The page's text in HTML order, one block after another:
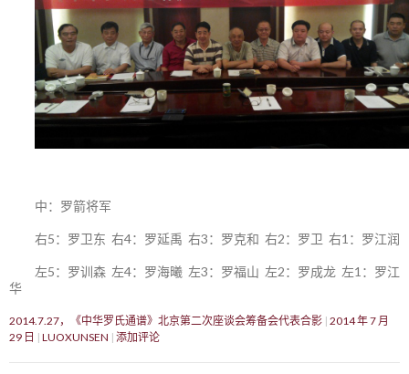
中：罗箭将军
右5：罗卫东 右4：罗延禹 右3：罗克和 右2：罗卫 右1：罗江润
左5：罗训森 左4：罗海曦 左3：罗福山 左2：罗成龙 左1：罗江
华
2014.7.27，《中华罗氏通谱》北京第二次座谈会筹备会代表合影 2014 年 7 月
29 日
LUOXUNSEN 添加评论